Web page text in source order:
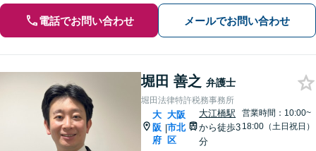
電話でお問い合わせ メールでお問い合わせ
堀田 善之 弁護士
堀田法律特許税務事務所
大
阪
府
|
大阪
市北
区
大江橋駅
から徒歩3
分
営業時間：10:00~
18:00（土日祝日）